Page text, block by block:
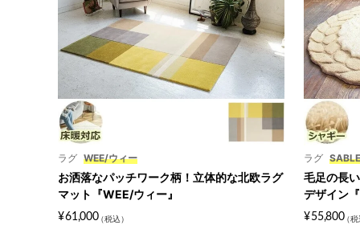
ラグ WEE/ウィー
お洒落なパッチワーク柄！立体的な北欧ラグ
マット『WEE/ウィー』
¥61,000
ラグ
毛足の長
デザイン
¥ 55,800